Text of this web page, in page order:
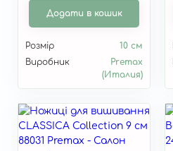
Додати в кошик
Розмір
10 см
Виробник
Premax
(Италия)